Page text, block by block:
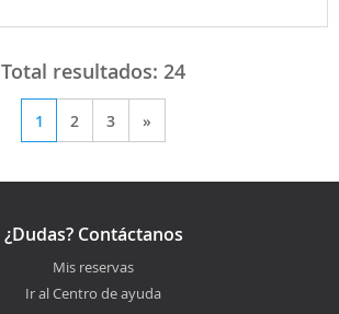
Total resultados: 24
1 2 3 »
¿Dudas? Contáctanos
Mis reservas
Ir al Centro de ayuda